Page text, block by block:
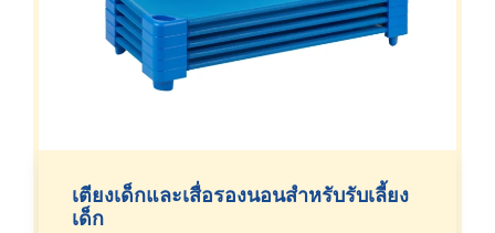
เตียงเด็กและเสื่อรองนอนสำหรับรับเลี้ยง
เด็ก